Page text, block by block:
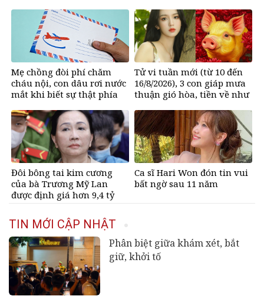
Mẹ chồng đòi phí chăm
cháu nội, con dâu rơi nước
mắt khi biết sự thật phía
Tử vi tuần mới (từ 10 đến
16/8/2026), 3 con giáp mưa
thuận gió hòa, tiền về như
Đôi bông tai kim cương
của bà Trương Mỹ Lan
được định giá hơn 9,4 tỷ
Ca sĩ Hari Won đón tin vui
bất ngờ sau 11 năm
TIN MỚI CẬP NHẬT
Phân biệt giữa khám xét, bắt
giữ, khởi tố